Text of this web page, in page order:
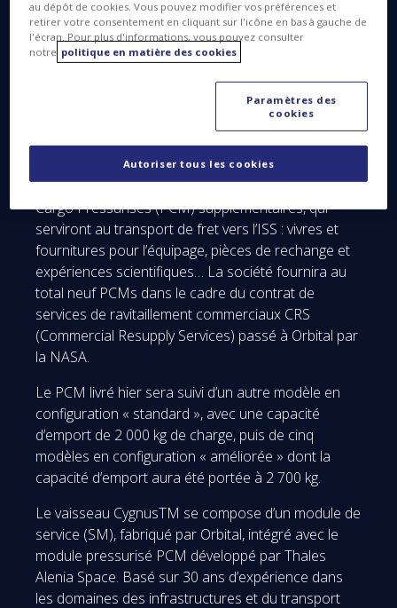
Le module a quitté l’usine de Thales Alenia Space à
Turin pour le site de lancement de la NASA, à
Wallops en Virginie, où Orbital l’intégrera avec le
module de service approprié, formant ainsi le
vaisseau Cygnus, qui mènera à bien la première
mission de ravitaillement entièrement
opérationnelle.
Thales Alenia Space fournira à Orbital six Modules
Cargo Pressurisés (PCM) supplémentaires, qui
serviront au transport de fret vers l’ISS : vivres et
fournitures pour l’équipage, pièces de rechange et
expériences scientifiques… La société fournira au
total neuf PCMs dans le cadre du contrat de
services de ravitaillement commerciaux CRS
(Commercial Resupply Services) passé à Orbital par
la NASA.
Le PCM livré hier sera suivi d’un autre modèle en
configuration « standard », avec une capacité
d’emport de 2 000 kg de charge, puis de cinq
modèles en configuration « améliorée » dont la
capacité d’emport aura été portée à 2 700 kg.
Le vaisseau CygnusTM se compose d’un module de
service (SM), fabriqué par Orbital, intégré avec le
module pressurisé PCM développé par Thales
Alenia Space. Basé sur 30 ans d’expérience dans
les domaines des infrastructures et du transport
au dépôt de cookies. Vous pouvez modifier vos préférences et
retirer votre consentement en cliquant sur l'icône en bas à gauche de
l'écran. Pour plus d'informations, vous pouvez consulter
notre politique en matière des cookies
Paramètres des
cookies
Autoriser tous les cookies